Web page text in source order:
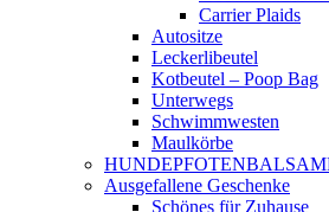
Carrier Plaids
Autositze
Leckerlibeutel
Kotbeutel – Poop Bag
Unterwegs
Schwimmwesten
Maulkörbe
Ausgefallene Geschenke
Schönes für Zuhause